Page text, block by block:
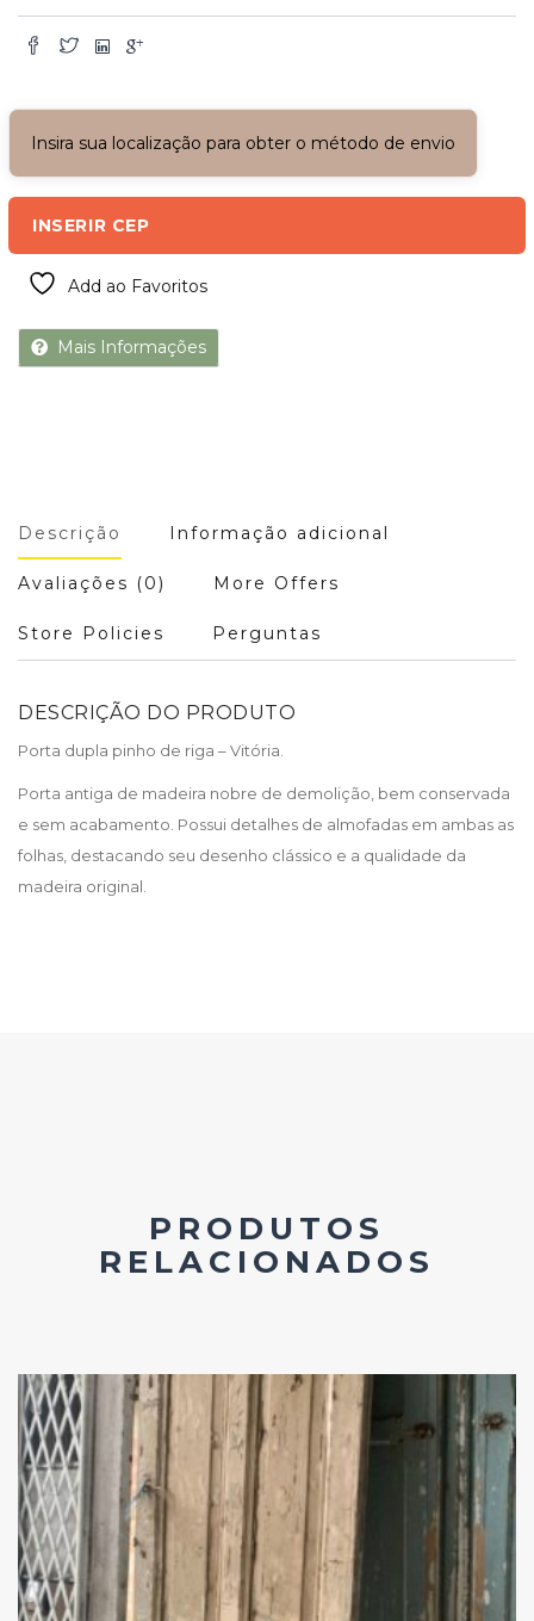
Insira sua localização para obter o método de envio
INSERIR CEP
Add ao Favoritos
Mais Informações
Descrição Informação adicional
Avaliações (0) More Offers
Store Policies Perguntas
DESCRIÇÃO DO PRODUTO
Porta dupla pinho de riga – Vitória.
Porta antiga de madeira nobre de demolição, bem conservada
e sem acabamento. Possui detalhes de almofadas em ambas as
folhas, destacando seu desenho clássico e a qualidade da
madeira original.
PRODUTOS
RELACIONADOS